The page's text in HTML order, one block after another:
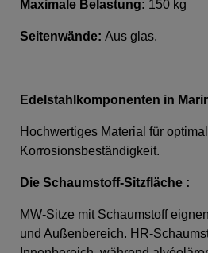
Maximale Belastung: 150 kg
Seitenwände: Aus glas.
Edelstahlkomponenten in
Hochwertiges Material für
Korrosionsbeständigkeit.
Die Schaumstoff-Sitzfläche :
MW-Sitze mit Schaumstoff
und Außenbereich. HR-